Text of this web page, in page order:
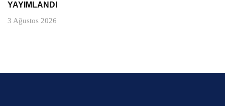
YAYIMLANDI
3 Ağustos 2026